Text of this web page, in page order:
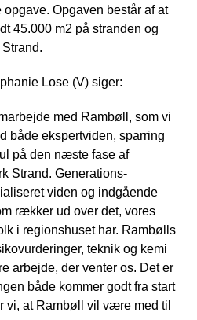
Opgaven består af at
45.000 m2 på stranden og
Lose (V) siger:
med Rambøll, som vi
både ekspertviden, sparring
på den næste fase af
Strand. Generations-
viden og indgående
rækker ud over det, vores
i regionshuset har. Rambølls
teknik og kemi
arbejde, der venter os. Det er
både kommer godt fra start
vi, at Rambøll vil være med til